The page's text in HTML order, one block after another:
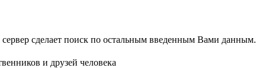
сделает поиск по остальным введенным Вами данным.
и друзей человека